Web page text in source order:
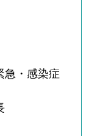
急・感染症